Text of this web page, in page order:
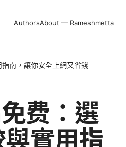
AuthorsAbout — Rameshmetta
南，讓你安全上網又省錢
费：選
實用指